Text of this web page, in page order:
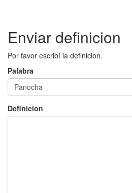
Enviar definicion
Por favor escribí la definicion.
Palabra
Definicion